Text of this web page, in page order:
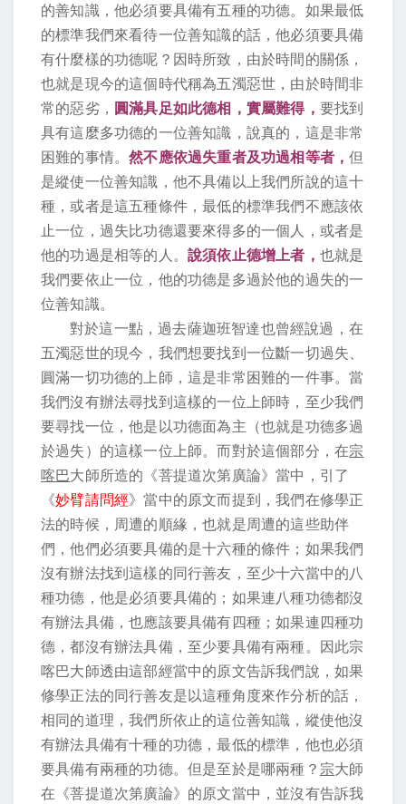
的善知識，他必須要具備有五種的功德。如果最低
的標準我們來看待一位善知識的話，他必須要具備
有什麼樣的功德呢？因時所致，由於時間的關係，
也就是現今的這個時代稱為五濁惡世，由於時間非
常的惡劣， 圓滿具足如此德相，實屬難得， 要找到
具有這麼多功德的一位善知識，說真的，這是非常
困難的事情。然不應依過失重者及功過相等者，但
是縱使一位善知識，他不具備以上我們所說的這十
種，或者是這五種條件，最低的標準我們不應該依
止一位，過失比功德還要來得多的一個人，或者是
他的功過是相等的人。 說須依止德增上者， 也就是
我們要依止一位，他的功德是多過於他的過失的一
位善知識。
對於這一點，過去薩迦班智達也曾經說過，在
五濁惡世的現今，我們想要找到一位斷一切過失、
圓滿一切功德的上師，這是非常困難的一件事。當
我們沒有辦法尋找到這樣的一位上師時，至少我們
要尋找一位，他是以功德面為主（也就是功德多過
於過失）的這樣一位上師。而對於這個部分，在宗
喀巴大師所造的《菩提道次第廣論》當中，引了
《妙臂請問經》當中的原文而提到，我們在修學正
法的時候，周遭的順緣，也就是周遭的這些助伴
們，他們必須要具備的是十六種的條件；如果我們
沒有辦法找到這樣的同行善友，至少十六當中的八
種功德，他是必須要具備的；如果連八種功德都沒
有辦法具備，也應該要具備有四種；如果連四種功
德，都沒有辦法具備，至少要具備有兩種。因此宗
喀巴大師透由這部經當中的原文告訴我們說，如果
修學正法的同行善友是以這種角度來作分析的話，
相同的道理，我們所依止的這位善知識，縱使他沒
有辦法具備有十種的功德，最低的標準，他也必須
要具備有兩種的功德。但是至於是哪兩種？ 宗大師
在《菩提道次第廣論》的原文當中，並沒有告訴我